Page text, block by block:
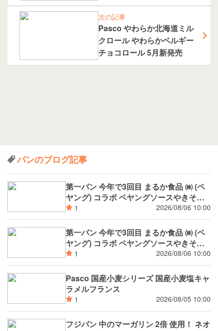
売
次の記事
Pasco やわらか北海道ミル
クロール やわらかベルギー
チョコロール 5月新発売
パンのブログ記事
第一パン 今年で3回目 まるか食品 ㈱ (ペ
ヤング) コラボ ペヤングソースやきそば
揚げパン
1 2026/08/06 10:00
第一パン 今年で3回目 まるか食品 ㈱ (ペ
ヤング) コラボ ペヤングソースやきそば
パン1 2026/08/06 10:00
Pasco 国産小麦シリーズ 国産小麦塩キャ
ラメルフランス
1 2026/08/05 10:00
フジパン 中のマーガリン 2倍 使用！ ネオ